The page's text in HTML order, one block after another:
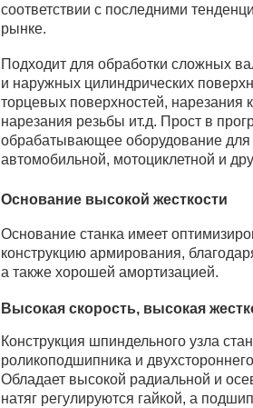
соответствии с последними
рынке.
Подходит для обработки сложных
и наружных цилиндрических
торцевых поверхностей, нарезания
нарезания резьбы ит.д. Прост в
обрабатывающее оборудование для
автомобильной, мотоциклетной и
Основание высокой жесткости
Основание станка имеет
конструкцию армирования,
а также хорошей амортизацией.
Высокая скорость, высокая
Конструкция шпиндельного узла
роликоподшипника и
Обладает высокой радиальной и
натяг регулируются гайкой, а